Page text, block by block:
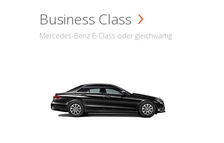
Business Class
Mercedes-Benz E-Class oder gleichwärtig